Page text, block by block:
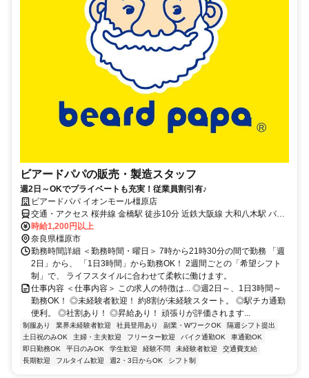
ビアードパパの販売・製造スタッフ
週2日～OKでプライベートも充実！従業員割引有♪
ビアードパパ イオンモール橿原店
交通・アクセス 桜井線 金橋駅 徒歩10分 近鉄大阪線 大和八木駅 バス
15分 近鉄大阪線 大和高田駅 バス15分 ・車通勤OK ・バイク通勤OK
・自転車通勤OK ※駐車場、駐輪場無料
時給1,200円以上
奈良県橿原市
勤務時間詳細 ＜勤務時間・曜日＞ 7時から21時30分の間で勤務 「週
2日」から、 「1日3時間」から勤務OK！ 2週間ごとの「希望シフト
制」で、 ライフスタイルに合わせて柔軟に働けます。
仕事内容 ＜仕事内容＞ この求人の特徴は... ◎週2日～、1日3時間～
勤務OK！ ◎未経験者歓迎！ 約8割が未経験スタート。 ◎駅チカ通勤
便利。 ◎社割あり！ ◎昇給あり！ 頑張りが評価されます...
制服あり 業界未経験者歓迎 社員登用あり 副業・WワークOK
隔週シフト提出
土日祝のみOK
主婦・主夫歓迎 フリーター歓迎 バイク通勤OK
車通勤OK
即日勤務OK
平日のみOK 学生歓迎 経験不問 未経験者歓迎
交通費支給
長期歓迎
フルタイム歓迎 週2・3日からOK シフト制